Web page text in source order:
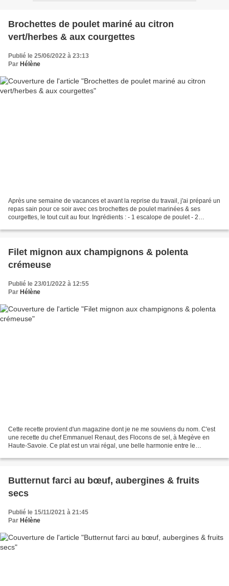
Brochettes de poulet mariné au citron
vert/herbes & aux courgettes
Publié le 25/06/2022 à 23:13
Par Hélène
Après une semaine de vacances et avant la reprise du travail, j'ai préparé un
repas sain pour ce soir avec ces brochettes de poulet marinées & ses
courgettes, le tout cuit au four. Ingrédients : - 1 escalope de poulet - 2
Filet mignon aux champignons & polenta
crémeuse
Publié le 23/01/2022 à 12:55
Par Hélène
Cette recette provient d'un magazine dont je ne me souviens du nom. C'est
une recette du chef Emmanuel Renaut, des Flocons de sel, à Megève en
Haute-Savoie. Ce plat est un vrai régal, une belle harmonie entre le
Butternut farci au bœuf, aubergines & fruits
secs
Publié le 15/11/2021 à 21:45
Par Hélène